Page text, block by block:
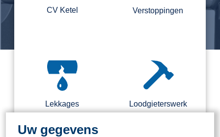
CV Ketel Verstoppingen
Lekkages Loodgieterswerk
Regel nu direct een loodgieter.
Binnen 2 kantooruren direct
Uw gegevens